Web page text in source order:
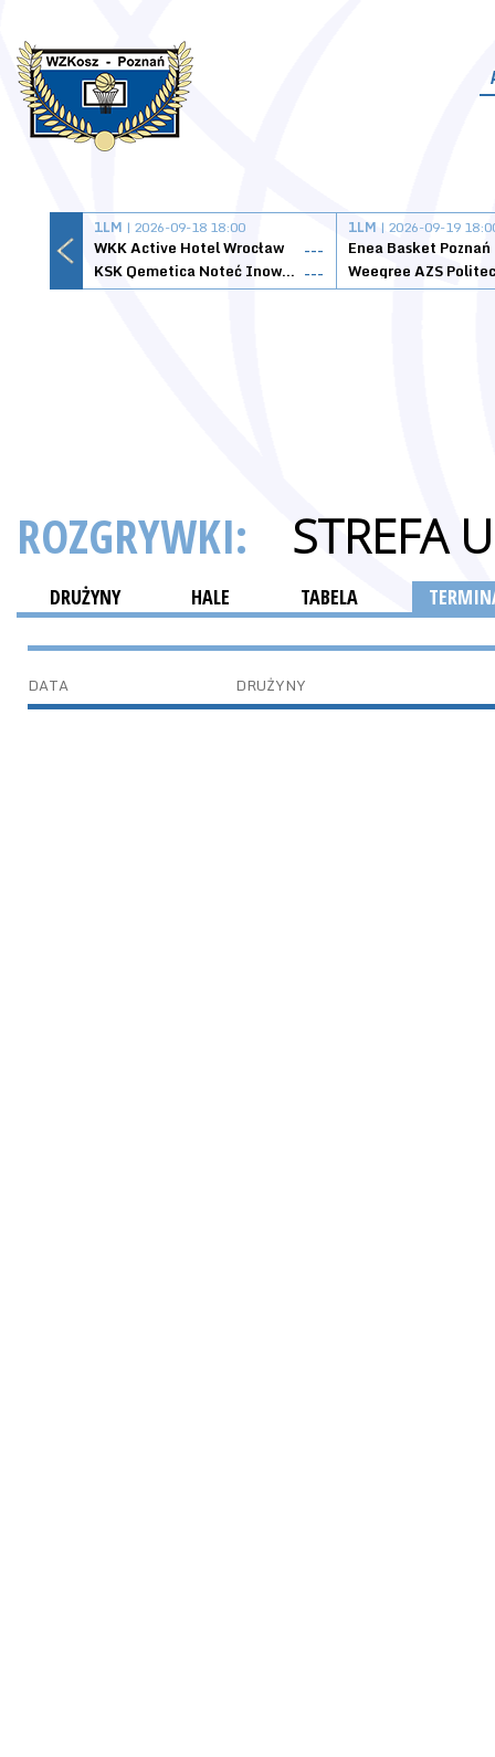
1LM | 2026-09-18 18:00
WKK Active Hotel Wrocław
---
KSK Qemetica Noteć Inowrocław ---
1LM | 2026-09-19
Enea Basket Poznań
ROZGRYWKI: STREFA
DRUŻYNY HALE TABELA
DATA DRUŻYNY